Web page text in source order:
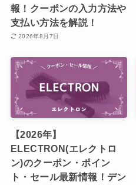
報！クーポンの入力方法や
支払い方法を解説！
2026年8月7日
【2026年】
ELECTRON(エレクトロ
ン)のクーポン・ポイン
ト・セール最新情報！デン